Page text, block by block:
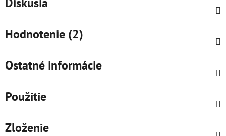
Hodnotenie (2)
Ostatné informácie
Použitie
Zloženie